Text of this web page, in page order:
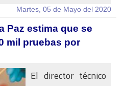
Martes, 05 de Mayo del 2020
Paz estima que se
mil pruebas por
El director técnico